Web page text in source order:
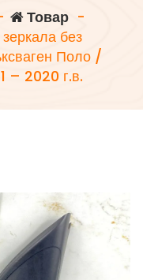
Товар-
без
Поло /
– 2020 г.в.